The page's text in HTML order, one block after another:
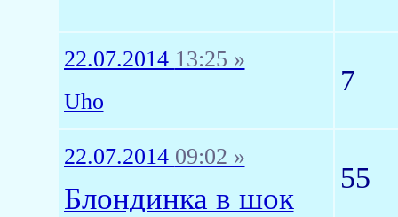
22.07.2014 13:25 »
Uho
7
22.07.2014 09:02 »
Блондинка в шок
55